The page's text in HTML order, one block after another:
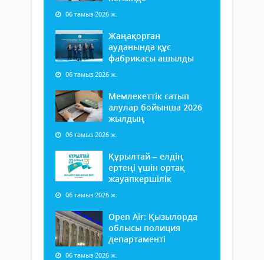
06 тамыз 2026 ж.
Жаңақорған
ауданында құс
фабрикасы ашылды
06 тамыз 2026 ж.
Мемлекеттік сатып
алулар бойынша 2026
жылдың
06 тамыз 2026 ж.
Құрылтай – елдің
ертеңі үшін ортақ
жауапкершілік
06 тамыз 2026 ж.
Open Air: Қызылорда
облысы полиция
департаменті
06 тамыз 2026 ж.